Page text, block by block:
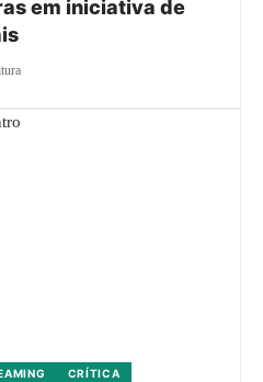
em iniciativa de
CRÍTICA